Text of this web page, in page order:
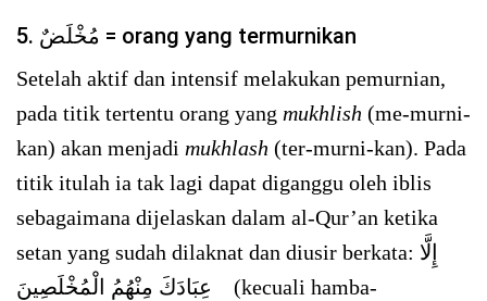
5. مُخْلَضٌ = orang yang termurnikan
Setelah aktif dan intensif melakukan pemurnian,
pada titik tertentu orang yang mukhlish (me-murni-
kan) akan menjadi mukhlash (ter-murni-kan). Pada
titik itulah ia tak lagi dapat diganggu oleh iblis
sebagaimana dijelaskan dalam al-Qur’an ketika
setan yang sudah dilaknat dan diusir berkata: إِلَّا
عِبَادَكَ مِنْهُمُ الْمُخْلَصِينَ (kecuali hamba-